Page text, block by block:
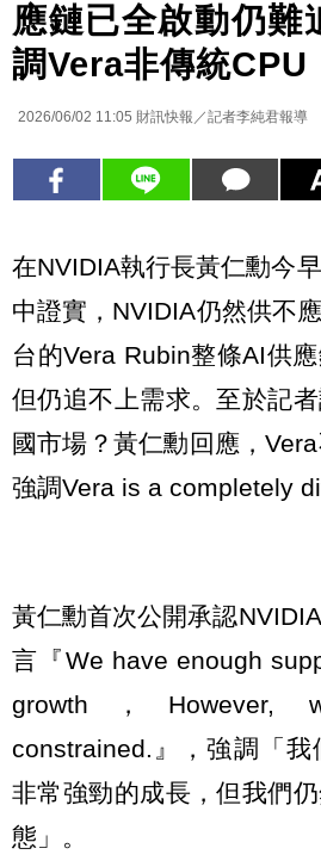
應鏈已全啟動仍難
調Vera非傳統CPU
2026/06/02 11:05 財訊快報／記者李純君報導
在NVIDIA執行長黃仁勳今
中證實，NVIDIA仍然供不
台的Vera Rubin整條AI供
但仍追不上需求。至於記
國市場？黃仁勳回應，
強調Vera is a completely
黃仁勳首次公開承認
言『We have enough
growth，However,
constrained.』，強調「
非常強勁的成長，但我們
態」。